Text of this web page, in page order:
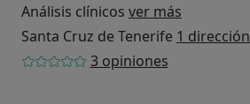
Análisis clínicos ver más
Santa Cruz de Tenerife 1 dirección
3 opiniones